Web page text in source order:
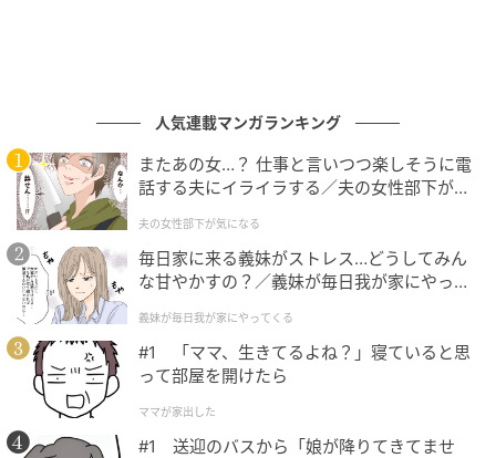
人気連載マンガランキング
またあの女…？ 仕事と言いつつ楽しそうに電
話する夫にイライラする／夫の女性部下が気
夫の女性部下が気になる
毎日家に来る義妹がストレス…どうしてみん
な甘やかすの？／義妹が毎日我が家にやって
が】
義妹が毎日我が家にやってくる
#1 「ママ、生きてるよね？」寝ていると思
って部屋を開けたら
ママが家出した
#1 送迎のバスから「娘が降りてきてませ